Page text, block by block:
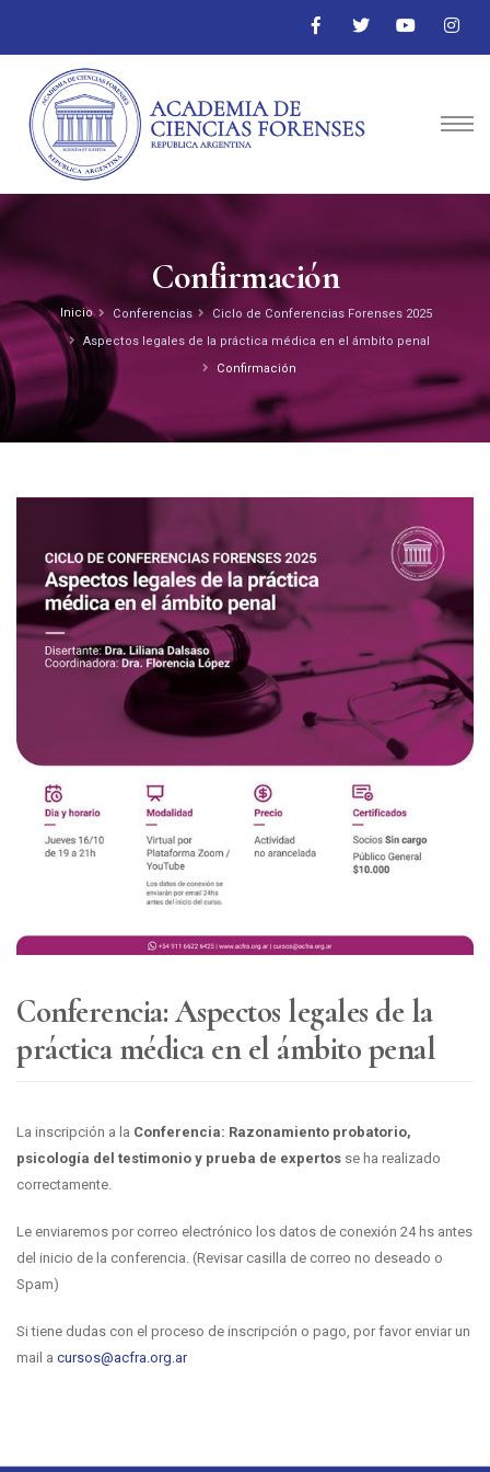
Inicio Conferencias
Ciclo de Conferencias Forenses 2025
Aspectos legales de la práctica médica en el ámbito penal
Confirmación
Confirmación
Conferencia: Aspectos legales de la
práctica médica en el ámbito penal
La inscripción a la Conferencia: Razonamiento probatorio,
psicología del testimonio y prueba de expertos se ha realizado
correctamente.
Le enviaremos por correo electrónico los datos de conexión 24 hs antes
del inicio de la conferencia. (Revisar casilla de correo no deseado o
Spam)
Si tiene dudas con el proceso de inscripción o pago, por favor enviar un
mail a cursos@acfra.org.ar